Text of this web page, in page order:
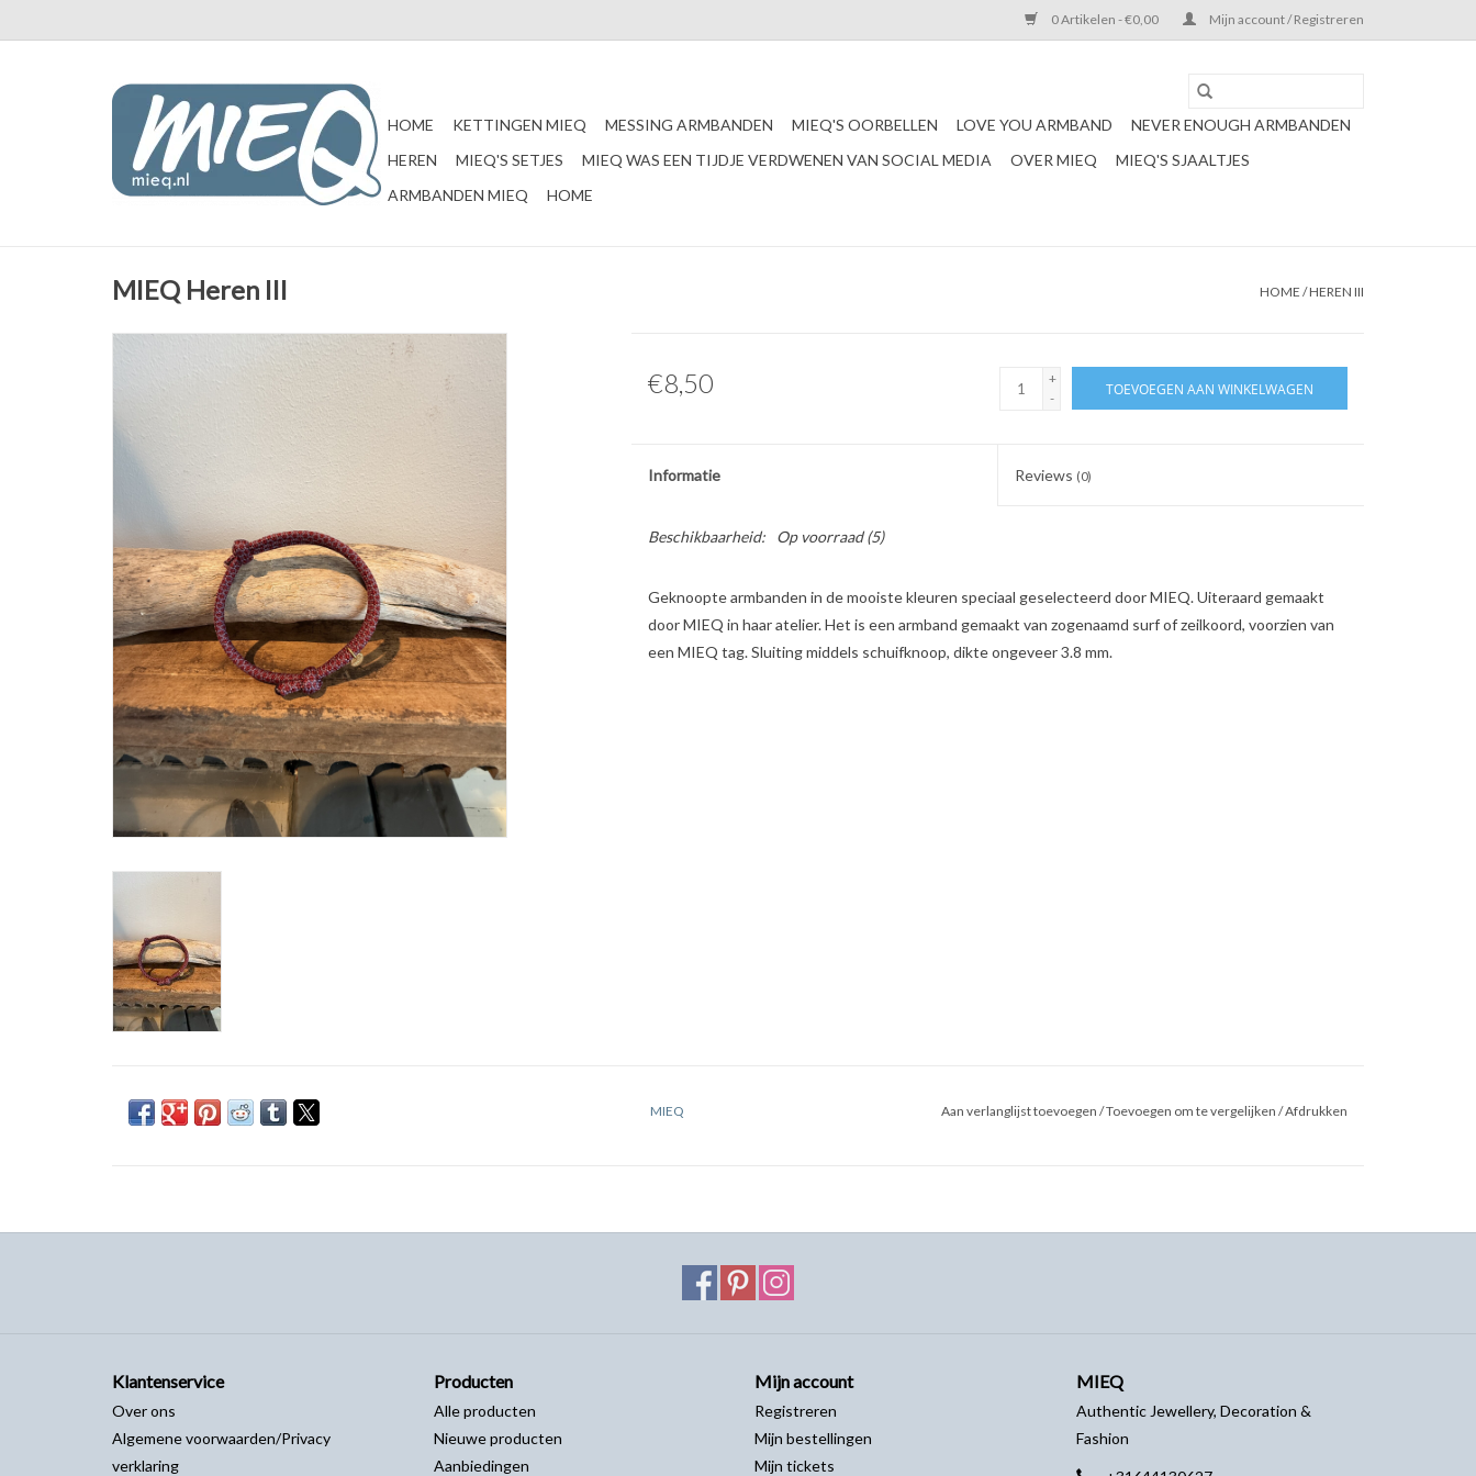
0 Artikelen - €0,00 Mijn account / Registreren
HOME KETTINGEN MIEQ MESSING ARMBANDEN MIEQ'S OORBELLEN LOVE YOU ARMBAND
NEVER ENOUGH ARMBANDEN
HEREN
MIEQ'S SETJES MIEQ WAS EEN TIJDJE VERDWENEN VAN SOCIAL MEDIA OVER MIEQ
MIEQ'S SJAALTJES
ARMBANDEN MIEQ
HOME
MIEQ Heren III HOME /HEREN III
€8,50
+
-
TOEVOEGEN AAN WINKELWAGEN
Informatie Reviews (0)
Beschikbaarheid: Op voorraad(5)
Geknoopte armbanden in de mooiste kleuren speciaal geselecteerd door MIEQ. Uiteraard gemaakt
door MIEQ in haar atelier. Het is een armband gemaakt van zogenaamd surf of zeilkoord, voorzien van
een MIEQ tag. Sluiting middels schuifknoop, dikte ongeveer 3.8 mm.
MIEQ Aan verlanglijst toevoegen /Toevoegen om te vergelijken /Afdrukken
Klantenservice
Over ons
Algemene voorwaarden/Privacy
verklaring
Producten
Alle producten
Nieuwe producten
Aanbiedingen
Mijn account
Registreren
Mijn bestellingen
Mijn tickets
MIEQ
Authentic Jewellery, Decoration &
Fashion